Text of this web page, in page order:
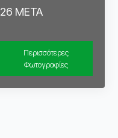
26 META
Περισσότερες
Φωτογραφίες